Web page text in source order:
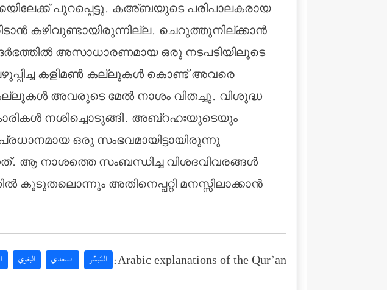
പുറപ്പെട്ടു. കഅ്ബയുടെ പരിപാലകരായ
കഴിവുണ്ടായിരുന്നില്ല. ചെറുത്തുനില്ക്കാന്‍
അസാധാരണമായ ഒരു നടപടിയിലൂടെ
കളിമണ്‍ കല്ലുകള്‍ കൊണ്ട് അവരെ
അവരുടെ മേല്‍ നാശം വിതച്ചു. വിശുദ്ധ
നശിച്ചൊടുങ്ങി. അബ്‌റഹഃയുടെയും
ഒരു സംഭവമായിട്ടായിരുന്നു
ആ നാശത്തെ സംബന്ധിച്ച വിശദവിവരങ്ങള്‍
അതിനെപ്പറ്റി മനസ്സിലാക്കാന്‍
Arabic explanations of the Qur’an: المُيسَّر السعدي البغوي